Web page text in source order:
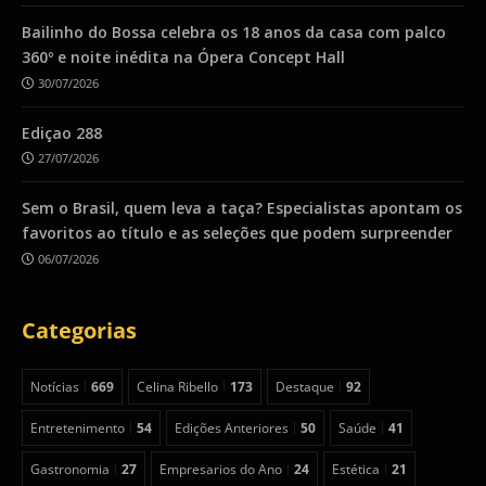
Bailinho do Bossa celebra os 18 anos da casa com palco
360º e noite inédita na Ópera Concept Hall
30/07/2026
Ediçao 288
27/07/2026
Sem o Brasil, quem leva a taça? Especialistas apontam os
favoritos ao título e as seleções que podem surpreender
06/07/2026
Categorias
Notícias 669 Celina Ribello 173 Destaque 92
Entretenimento 54 Edições Anteriores 50 Saúde 41
Gastronomia 27 Empresarios do Ano 24 Estética 21